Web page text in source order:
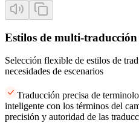
Estilos de multi-traducción
Selección flexible de estilos de
necesidades de escenarios
Traducción precisa de
inteligente con los términos del
precisión y autoridad de las